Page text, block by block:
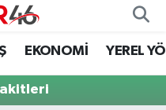
EKONOMİ YEREL